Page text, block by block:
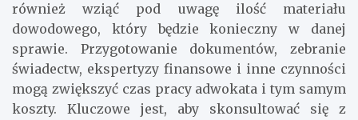
również wziąć pod uwagę ilość materiału
dowodowego, który będzie konieczny w danej
sprawie. Przygotowanie dokumentów, zebranie
świadectw, ekspertyzy finansowe i inne czynności
mogą zwiększyć czas pracy adwokata i tym samym
koszty. Kluczowe jest, aby skonsultować się z